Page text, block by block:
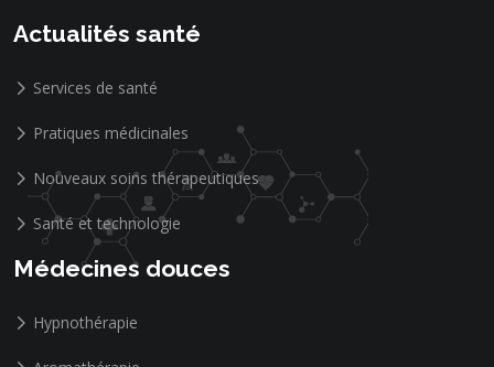
Actualités santé
Services de santé
Pratiques médicinales
Nouveaux soins thérapeutiques
Santé et technologie
Médecines douces
Hypnothérapie